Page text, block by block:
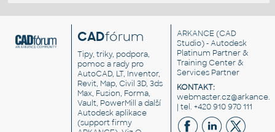
CADfórum
Tipy, triky, podpora,
pomoc a rady pro
AutoCAD, LT, Inventor,
Revit, Map, Civil 3D, 3ds
Max, Fusion, Forma,
Vault, PowerMill a další
Autodesk aplikace
(support firmy
ARKANCE (CAD
Studio) - Autodesk
Platinum Partner &
Training Center &
Services Partner
KONTAKT:
| tel. +420 910 970 111